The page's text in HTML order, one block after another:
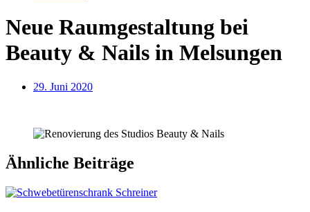
Neue Raumgestaltung bei
Beauty & Nails in Melsungen
29. Juni 2020
Ähnliche Beiträge